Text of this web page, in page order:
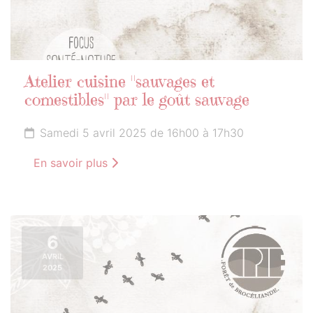
Atelier cuisine "sauvages et
comestibles" par le goût sauvage
Samedi 5 avril 2025 de 16h00 à 17h30
En savoir plus
6
AVRIL
2025